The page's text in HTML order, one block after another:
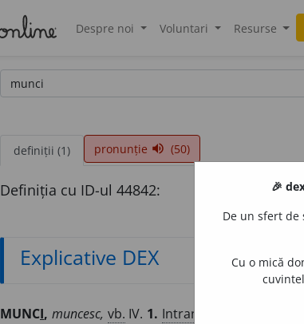
Despre noi Voluntari Resurse
definiții (1) pronunție volume_up (50)
Definiția cu ID-ul 44842:
Explicative DEX
MUNCI, muncesc, vb. IV. 1. Intranz.
A desfășura
🎉
De un sfert
Cu o mică